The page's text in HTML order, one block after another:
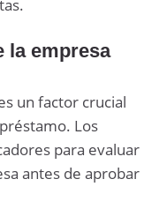
la empresa
un factor crucial
Los
para evaluar
antes de aprobar